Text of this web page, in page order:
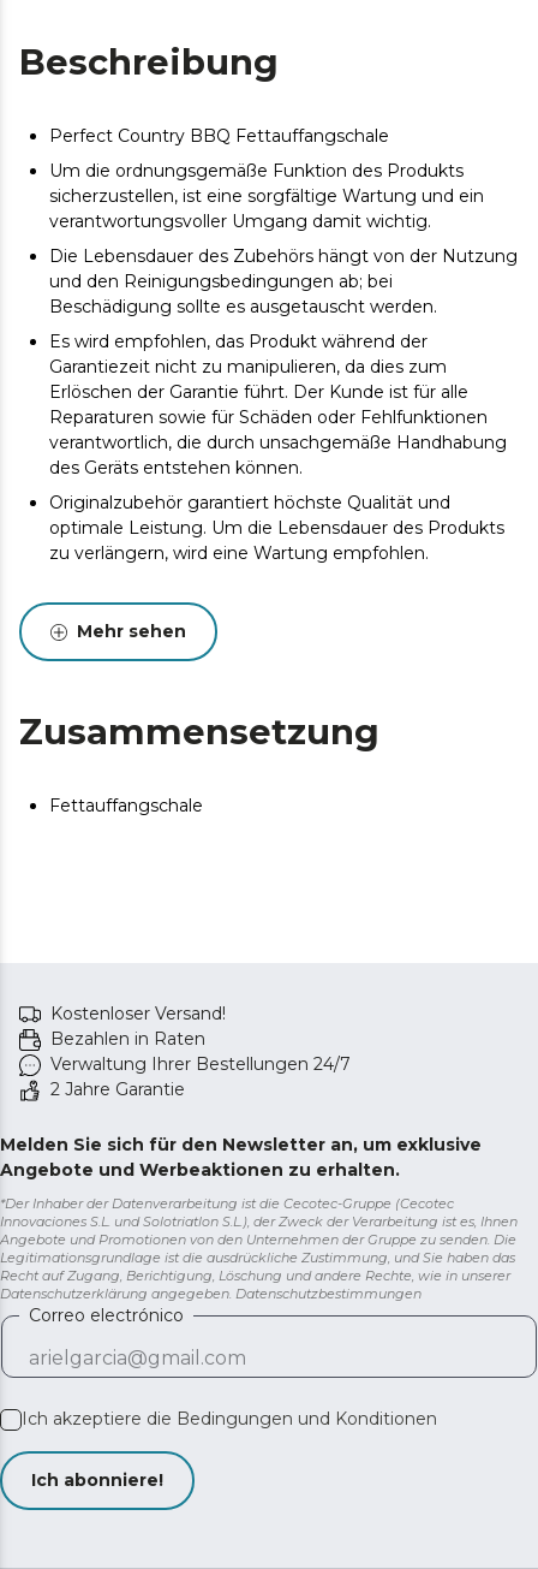
Beschreibung
Perfect Country BBQ Fettauffangschale
Um die ordnungsgemäße Funktion des Produkts
sicherzustellen, ist eine sorgfältige Wartung und ein
verantwortungsvoller Umgang damit wichtig.
Die Lebensdauer des Zubehörs hängt von der Nutzung
und den Reinigungsbedingungen ab; bei
Beschädigung sollte es ausgetauscht werden.
Es wird empfohlen, das Produkt während der
Garantiezeit nicht zu manipulieren, da dies zum
Erlöschen der Garantie führt. Der Kunde ist für alle
Reparaturen sowie für Schäden oder Fehlfunktionen
verantwortlich, die durch unsachgemäße Handhabung
des Geräts entstehen können.
Originalzubehör garantiert höchste Qualität und
optimale Leistung. Um die Lebensdauer des Produkts
zu verlängern, wird eine Wartung empfohlen.
Mehr sehen
Zusammensetzung
Fettauffangschale
Kostenloser Versand!
Bezahlen in Raten
Verwaltung Ihrer Bestellungen 24/7
2 Jahre Garantie
Melden Sie sich für den Newsletter an, um exklusive
Angebote und Werbeaktionen zu erhalten.
*Der Inhaber der Datenverarbeitung ist die Cecotec-Gruppe (Cecotec
Innovaciones S.L. und Solotriatlon S.L.), der Zweck der Verarbeitung ist es, Ihnen
Angebote und Promotionen von den Unternehmen der Gruppe zu senden. Die
Legitimationsgrundlage ist die ausdrückliche Zustimmung, und Sie haben das
Recht auf Zugang, Berichtigung, Löschung und andere Rechte, wie in unserer
Datenschutzerklärung angegeben. Datenschutzbestimmungen
Correo electrónico
Ich akzeptiere die Bedingungen und Konditionen
Ich abonniere!